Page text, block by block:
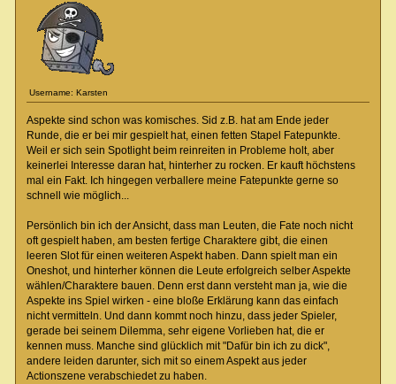
Username: Karsten
Aspekte sind schon was komisches. Sid z.B. hat am Ende jeder
Runde, die er bei mir gespielt hat, einen fetten Stapel Fatepunkte.
Weil er sich sein Spotlight beim reinreiten in Probleme holt, aber
keinerlei Interesse daran hat, hinterher zu rocken. Er kauft höchstens
mal ein Fakt. Ich hingegen verballere meine Fatepunkte gerne so
schnell wie möglich...
Persönlich bin ich der Ansicht, dass man Leuten, die Fate noch nicht
oft gespielt haben, am besten fertige Charaktere gibt, die einen
leeren Slot für einen weiteren Aspekt haben. Dann spielt man ein
Oneshot, und hinterher können die Leute erfolgreich selber Aspekte
wählen/Charaktere bauen. Denn erst dann versteht man ja, wie die
Aspekte ins Spiel wirken - eine bloße Erklärung kann das einfach
nicht vermitteln. Und dann kommt noch hinzu, dass jeder Spieler,
gerade bei seinem Dilemma, sehr eigene Vorlieben hat, die er
kennen muss. Manche sind glücklich mit "Dafür bin ich zu dick",
andere leiden darunter, sich mit so einem Aspekt aus jeder
Actionszene verabschiedet zu haben.